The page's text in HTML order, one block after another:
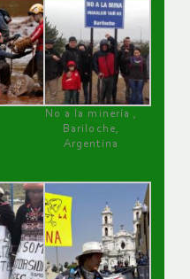
No a la minería ,
Bariloche,
Argentina